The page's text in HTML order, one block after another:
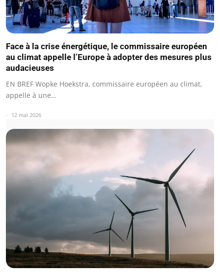
Face à la crise énergétique, le commissaire européen
au climat appelle l’Europe à adopter des mesures plus
audacieuses
EN BREF Wopke Hoekstra, commissaire européen au climat,
appelle à une…
12 mai 2026